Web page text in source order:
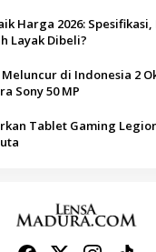
Harga 2026:
Layak Dibeli?
Meluncur di Indonesia 2
Sony 50 MP
Tablet Gaming